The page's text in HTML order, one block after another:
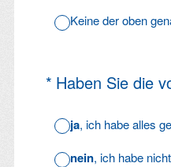
Keine der oben
* Haben Sie die
(Erforderlich.)
ja, ich habe alles
nein, ich habe